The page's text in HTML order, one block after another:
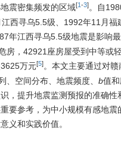
震密集频发的区域[1-3]。自
西寻乌5.5级、1992年11月
年江西寻乌5.5级地震是影响
房，42921座房屋受到中等或
万元[5]。本文主要通过对
空间分布、地震频度、 b值
，提升地震监测预报的准确
要参考，为中小规模有感地震
义和实践价值。